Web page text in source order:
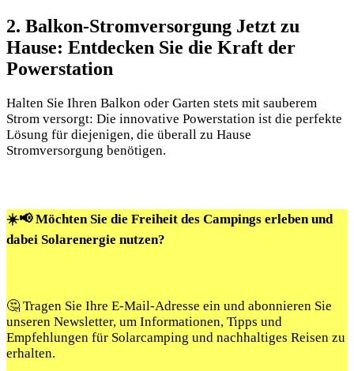
2. Balkon-Stromversorgung Jetzt zu
Hause: Entdecken Sie die Kraft der
Powerstation
Halten Sie Ihren Balkon oder Garten stets mit sauberem
Strom versorgt: Die innovative Powerstation ist die perfekte
Lösung für diejenigen, die überall zu Hause
Stromversorgung benötigen.
☀️📢 Möchten Sie die Freiheit des Campings erleben und
dabei Solarenergie nutzen?
🤔 Tragen Sie Ihre E-Mail-Adresse ein und abonnieren Sie
unseren Newsletter, um Informationen, Tipps und
Empfehlungen für Solarcamping und nachhaltiges Reisen zu
erhalten.